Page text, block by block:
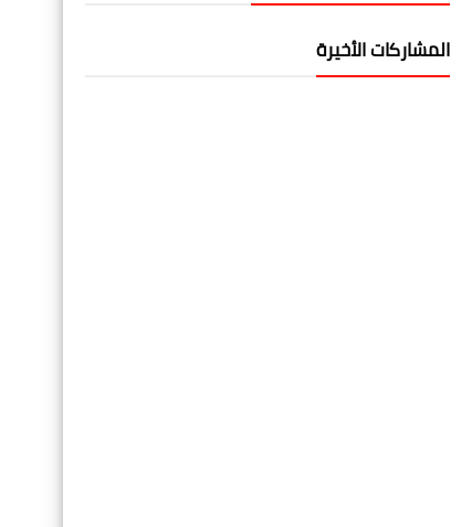
المشاركات الأخيرة